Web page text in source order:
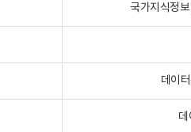
국가지식정
데이
데